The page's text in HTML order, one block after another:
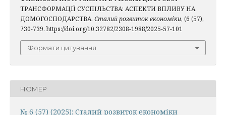
ТРАНСФОРМАЦІЇ СУСПІЛЬСТВА: АСПЕКТИ ВПЛИВУ НА
ДОМОГОСПОДАРСТВА. Сталий розвиток економіки, (6 (57),
730-739. https://doi.org/10.32782/2308-1988/2025-57-101
Формати цитування
НОМЕР
№ 6 (57) (2025): Сталий розвиток економіки